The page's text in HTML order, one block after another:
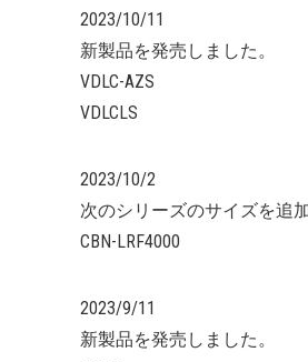
2023/10/11
新製品を発売しました。
VDLC-AZS
VDLCLS
2023/10/2
次のシリーズのサイズを追
CBN-LRF4000
2023/9/11
新製品を発売しました。